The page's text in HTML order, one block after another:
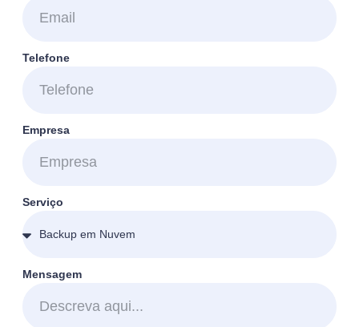
Telefone
Empresa
Serviço
Mensagem